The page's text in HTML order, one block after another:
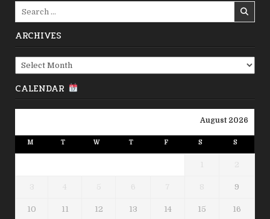
ARCHIVES
Archives
CALENDAR
August 2026
M T W T F S S
1 2
3 4 5 6 7 8 9
10 11 12 13 14 15 16